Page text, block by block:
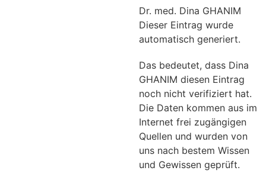
Dr. med. Dina GHANIM
Dieser Eintrag wurde
automatisch generiert.
Das bedeutet, dass Dina
GHANIM diesen Eintrag
noch nicht verifiziert hat.
Die Daten kommen aus im
Internet frei zugängigen
Quellen und wurden von
uns nach bestem Wissen
und Gewissen geprüft.